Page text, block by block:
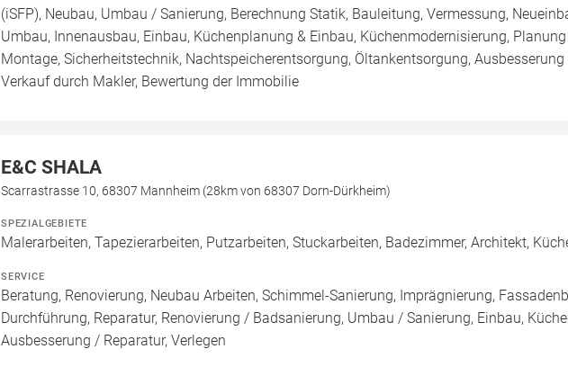
(iSFP), Neubau, Umbau / Sanierung, Berechnung Statik, Bauleitung, Vermessung,
Umbau, Innenausbau, Einbau, Küchenplanung & Einbau, Küchenmodernisierung,
Montage, Sicherheitstechnik, Nachtspeicherentsorgung, Öltankentsorgung, Ausbesserung
Verkauf durch Makler, Bewertung der Immobilie
E&C SHALA
Scarrastrasse 10, 68307 Mannheim (28km von 68307 Dorn-Dürkheim)
SPEZIALGEBIETE
Malerarbeiten, Tapezierarbeiten, Putzarbeiten, Stuckarbeiten, Badezimmer, Architekt,
SERVICE
Beratung, Renovierung, Neubau Arbeiten, Schimmel-Sanierung, Imprägnierung,
Durchführung, Reparatur, Renovierung / Badsanierung, Umbau / Sanierung, Einbau,
Ausbesserung / Reparatur, Verlegen